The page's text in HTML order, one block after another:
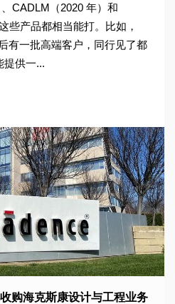
CADLM（2020 年）和
些产品都相当能打。比如，
有一批高端客户，同行见了都
提供一...
购海克斯康设计与工程业务